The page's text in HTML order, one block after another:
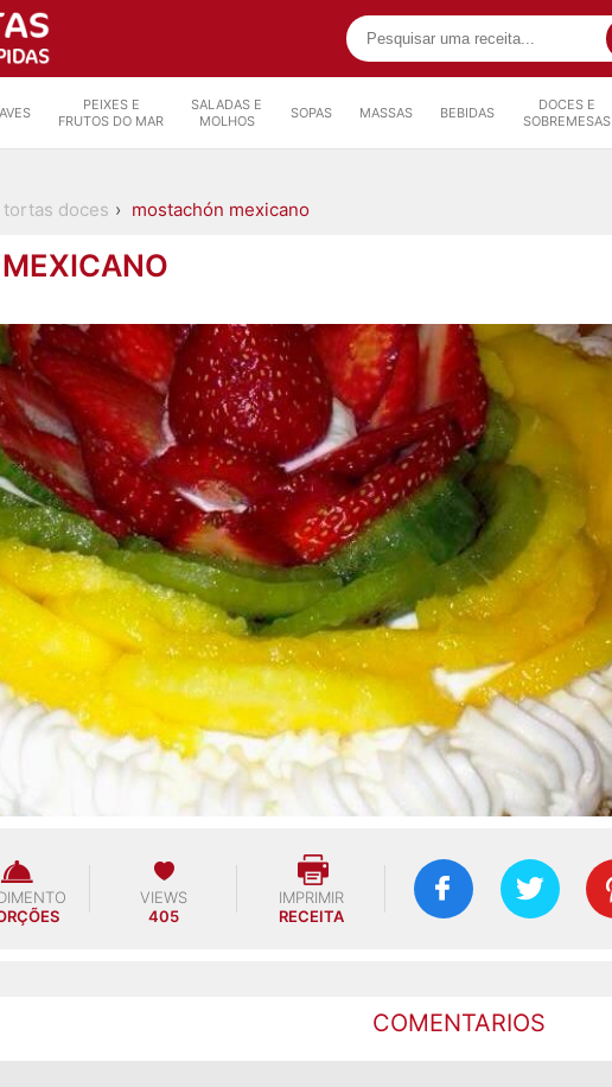
AVES
PEIXES E
FRUTOS DO MAR
SALADAS E
MOLHOS
SOPAS MASSAS BEBIDAS
DOCES E
SOBREMESAS
doces mostachón mexicano
VIEWS
405
IMPRIMIR
RECEITA
COMENTARIOS